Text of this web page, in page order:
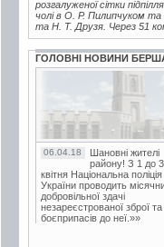
розгалуженої сітки
чолі в О. Р. Пилипчуком
та Н. Т. Друзя. Через 51
ГОЛОВНІ НОВИНИ
06.04.18
Шановні жителі
району! З 1 до
квітня Національна поліція
України проводить
добровільної здачі
незареєстрованої зброї та
боєприпасів до неї.»»